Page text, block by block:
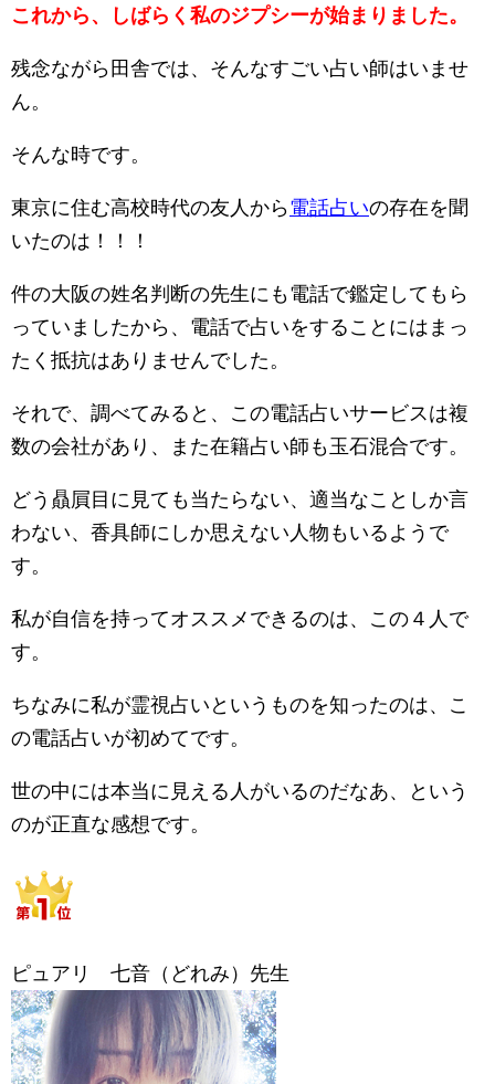
これから、しばらく私のジプシーが始まりました。
残念ながら田舎では、そんなすごい占い師はいませ
ん。
そんな時です。
東京に住む高校時代の友人から電話占いの存在を聞
いたのは！！！
件の大阪の姓名判断の先生にも電話で鑑定してもら
っていましたから、電話で占いをすることにはまっ
たく抵抗はありませんでした。
それで、調べてみると、この電話占いサービスは複
数の会社があり、また在籍占い師も玉石混合です。
どう贔屓目に見ても当たらない、適当なことしか言
わない、香具師にしか思えない人物もいるようで
す。
私が自信を持ってオススメできるのは、この４人で
す。
ちなみに私が霊視占いというものを知ったのは、こ
の電話占いが初めてです。
世の中には本当に見える人がいるのだなあ、という
のが正直な感想です。
ピュアリ 七音（どれみ）先生